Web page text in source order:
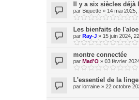
Il y a six siècles déjà
par Biquette » 14 mai 2025,
Les bienfaits de
par Ray-J » 15 juin 2024,
montre connectée
par Mad'O » 03 février
L'essentiel de la
par lorraine » 22 octobre